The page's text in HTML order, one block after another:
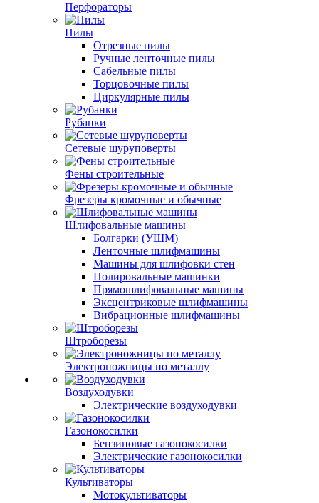
Перфораторы
Пилы
Отрезные пилы
Ручные ленточные пилы
Сабельные пилы
Торцовочные пилы
Циркулярные пилы
Рубанки
Сетевые шуруповерты
Фены строительные
Фрезеры кромочные и обычные
Шлифовальные машины
Болгарки (УШМ)
Ленточные шлифмашины
Машины для шлифовки стен
Полировальные машинки
Прямошлифовальные машины
Эксцентриковые шлифмашины
Вибрационные шлифмашины
Штроборезы
Электроножницы по металлу
Воздуходувки
Электрические воздуходувки
Газонокосилки
Бензиновые газонокосилки
Электрические газонокосилки
Культиваторы
Мотокультиваторы